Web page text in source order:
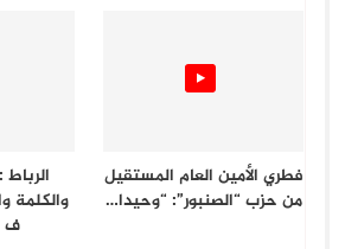
فطري الأمين العام المستقيل
من حزب “الصنبور”: “وحيدا…
والكلمة
ف